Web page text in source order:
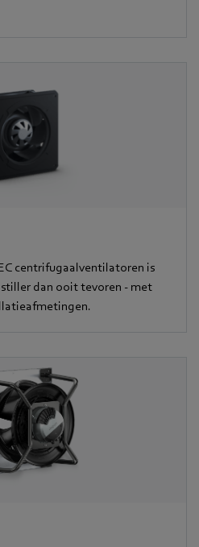
centrifugaalventilatoren is
dan ooit tevoren - met